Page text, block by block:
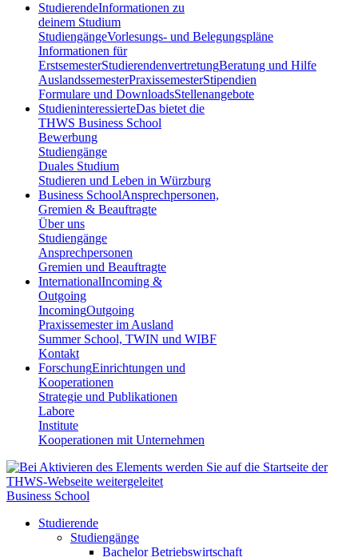
StudierendeInformationen zu
deinem Studium
StudiengängeVorlesungs- und Belegungspläne
Informationen für
ErstsemesterStudierendenvertretungBeratung und Hilfe
AuslandssemesterPraxissemesterStipendien
Formulare und DownloadsStellenangebote
StudieninteressierteDas bietet die
THWS Business School
Bewerbung
Studiengänge
Duales Studium
Studieren und Leben in Würzburg
Business SchoolAnsprechpersonen,
Gremien & Beauftragte
Über uns
Studiengänge
Ansprechpersonen
Gremien und Beauftragte
InternationalIncoming &
Outgoing
IncomingOutgoing
Praxissemester im Ausland
Summer School, TWIN und WIBF
Kontakt
ForschungEinrichtungen und
Kooperationen
Strategie und Publikationen
Labore
Institute
Kooperationen mit Unternehmen
Business School
Studierende
Studiengänge
Bachelor Betriebswirtschaft